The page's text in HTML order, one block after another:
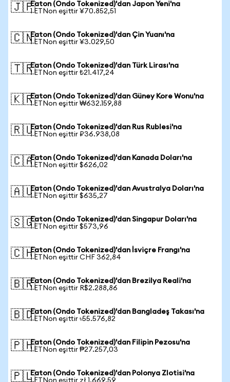
🇯🇵Eaton (Ondo Tokenized)'dan Japon Yeni'na
1 ETNon eşittir ¥70.852,51
🇨🇳Eaton (Ondo Tokenized)'dan Çin Yuanı'na
1 ETNon eşittir ¥3.029,50
🇹🇷Eaton (Ondo Tokenized)'dan Türk Lirası'na
1 ETNon eşittir ₺21.417,24
🇰🇷Eaton (Ondo Tokenized)'dan Güney Kore Wonu'na
1 ETNon eşittir ₩632.159,88
🇷🇺Eaton (Ondo Tokenized)'dan Rus Rublesi'na
1 ETNon eşittir ₽36.938,08
🇨🇦Eaton (Ondo Tokenized)'dan Kanada Doları'na
1 ETNon eşittir $626,02
🇦🇺Eaton (Ondo Tokenized)'dan Avustralya Doları'na
1 ETNon eşittir $635,27
🇸🇬Eaton (Ondo Tokenized)'dan Singapur Doları'na
1 ETNon eşittir $573,96
🇨🇭Eaton (Ondo Tokenized)'dan İsviçre Frangı'na
1 ETNon eşittir CHF 362,84
🇧🇷Eaton (Ondo Tokenized)'dan Brezilya Reali'na
1 ETNon eşittir R$2.288,86
🇧🇩Eaton (Ondo Tokenized)'dan Bangladeş Takası'na
1 ETNon eşittir ৳55.576,82
🇵🇭Eaton (Ondo Tokenized)'dan Filipin Pezosu'na
1 ETNon eşittir ₱27.257,03
🇵🇱Eaton (Ondo Tokenized)'dan Polonya Zlotisi'na
1 ETNon eşittir zł 1.669,59